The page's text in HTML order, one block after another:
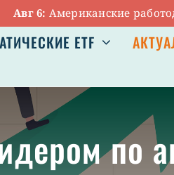
6:Американские
ETF
по